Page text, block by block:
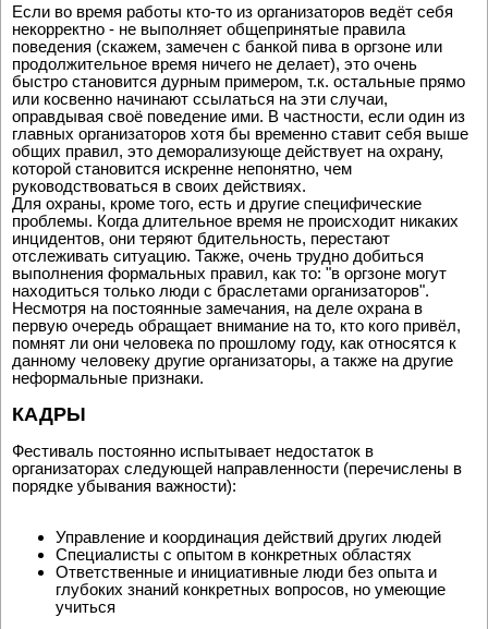
Если во время работы кто-то из организаторов ведёт себя
некорректно - не выполняет общепринятые правила
поведения (скажем, замечен с банкой пива в оргзоне или
продолжительное время ничего не делает), это очень
быстро становится дурным примером, т.к. остальные прямо
или косвенно начинают ссылаться на эти случаи,
оправдывая своё поведение ими. В частности, если один из
главных организаторов хотя бы временно ставит себя выше
общих правил, это деморализующе действует на охрану,
которой становится искренне непонятно, чем
руководствоваться в своих действиях.
Для охраны, кроме того, есть и другие специфические
проблемы. Когда длительное время не происходит никаких
инцидентов, они теряют бдительность, перестают
отслеживать ситуацию. Также, очень трудно добиться
выполнения формальных правил, как то: "в оргзоне могут
находиться только люди с браслетами организаторов".
Несмотря на постоянные замечания, на деле охрана в
первую очередь обращает внимание на то, кто кого привёл,
помнят ли они человека по прошлому году, как относятся к
данному человеку другие организаторы, а также на другие
неформальные признаки.
КАДРЫ
Фестиваль постоянно испытывает недостаток в
организаторах следующей направленности (перечислены в
порядке убывания важности):
Управление и координация действий других людей
Специалисты с опытом в конкретных областях
Ответственные и инициативные люди без опыта и
глубоких знаний конкретных вопросов, но умеющие
учиться